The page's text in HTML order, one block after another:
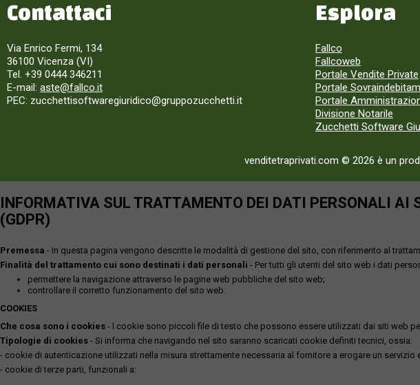
Contattaci
Via Enrico Fermi, 134
36100 Vicenza (VI)
Tel. +39 0444 346211
E-mail: aste@fallco.it
PEC: zucchettisoftwaregiuridico@gruppozucchetti.it
Esplora
Fallco
Fallcoweb
Portale Vendite Private
Portale
Portale
Divisione Notarile
Zucchetti Software
venditetraprivati.com © 2026 è un
INFORMATIVA SUL TRATTAMENTO DEI DATI PERSONALI
(GDPR)
Premessa - In questa pagina vengono descritte le modalità di gestione del sito, con riferimento al
Finalità del trattamento cui sono destinati i dati personali - Per tutti gli utenti del sito web i dati
permettere la navigazione attraverso le pagine web pubbliche del sito web;
controllare il corretto funzionamento del sito web.
COOKIES
Che cosa sono i cookies - I cookie sono piccoli file di testo che possono essere utilizzati dai siti web
Tipologie di cookies - Si informa che navigando nel sito saranno scaricati cookie definiti tecnici, ossia:
- cookie di autenticazione utilizzati nella misura strettamente necessaria al fornitore a erogare un
- cookie di terze parti, funzionali a: